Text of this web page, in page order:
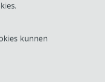
kunnen